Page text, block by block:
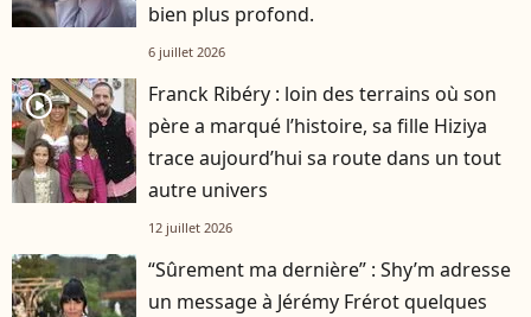
bien plus profond.
6 juillet 2026
player2
Franck Ribéry : loin des terrains où son
père a marqué l’histoire, sa fille Hiziya
trace aujourd’hui sa route dans un tout
autre univers
12 juillet 2026
“Sûrement ma dernière” : Shy’m adresse
un message à Jérémy Frérot quelques